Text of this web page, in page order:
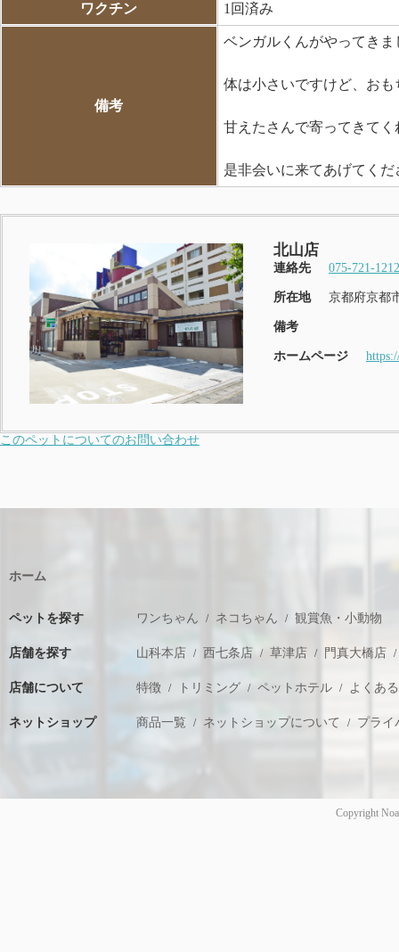
ワクチン 1回済み
備考
ベンガルくんがやってきま
体は小さいですけど、お
甘えたさんで寄ってきて
是非会いに来てあげてくだ
北山店
連絡先 075-721-1212
所在地 京都府京都
備考
ホームページ
このペットについてのお問い合わせ
ホーム
ペットを探す ワンちゃん ネコちゃん 観賞魚・小動物
店舗を探す 山科本店 西七条店 草津店 門真大橋店
店舗について 特徴 トリミング ペットホテル よくあ
ネットショップ 商品一覧 ネットショップについて プライ
Copyright